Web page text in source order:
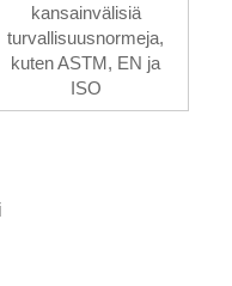
kansainvälisiä
turvallisuusnormeja,
kuten ASTM, EN ja
ISO